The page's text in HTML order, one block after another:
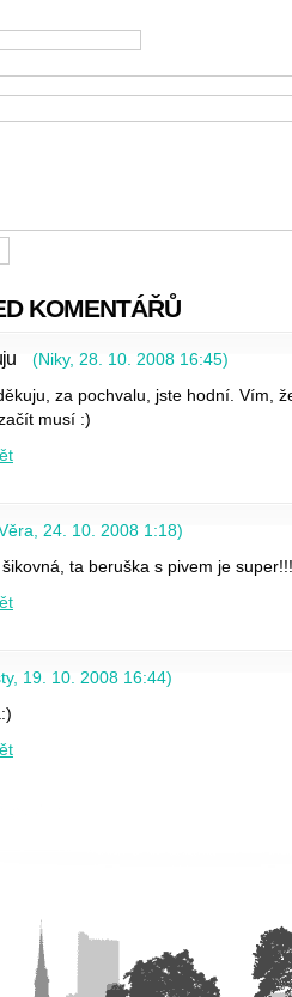
KOMENTÁŘŮ
(Niky, 28. 10. 2008 16:45)
za pochvalu, jste hodní. Vím,
musí :)
24. 10. 2008 1:18)
ta beruška s pivem je
, 19. 10. 2008 16:44)